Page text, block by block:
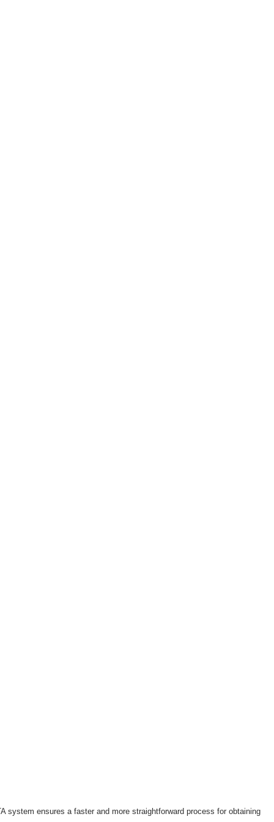
ensures a faster and more straightforward process for obtaining